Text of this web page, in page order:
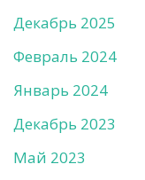
Декабрь 2025
Февраль 2024
Январь 2024
Декабрь 2023
Май 2023